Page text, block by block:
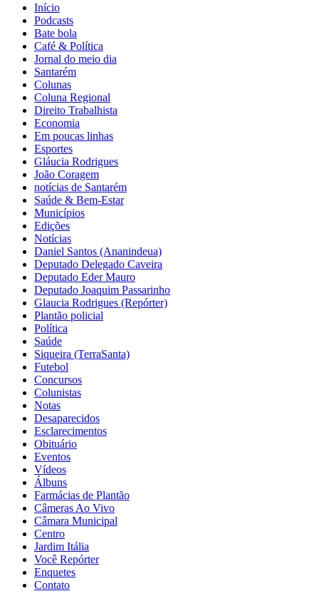
Início
Podcasts
Bate bola
Café & Política
Jornal do meio dia
Santarém
Colunas
Coluna Regional
Direito Trabalhista
Economia
Em poucas linhas
Esportes
Gláucia Rodrigues
João Coragem
notícias de Santarém
Saúde & Bem-Estar
Municípios
Edições
Notícias
Daniel Santos (Ananindeua)
Deputado Delegado Caveira
Deputado Eder Mauro
Deputado Joaquim Passarinho
Glaucia Rodrigues (Repórter)
Plantão policial
Política
Saúde
Siqueira (TerraSanta)
Futebol
Concursos
Colunistas
Notas
Desaparecidos
Esclarecimentos
Obituário
Eventos
Vídeos
Álbuns
Farmácias de Plantão
Câmeras Ao Vivo
Câmara Municipal
Centro
Jardim Itália
Você Repórter
Enquetes
Contato